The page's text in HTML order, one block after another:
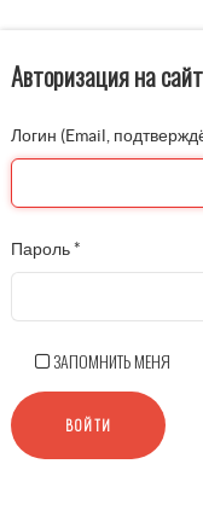
Авторизация на
Логин (Email,
Пароль*
ЗАПОМНИТЬ МЕНЯ
ВОЙТИ